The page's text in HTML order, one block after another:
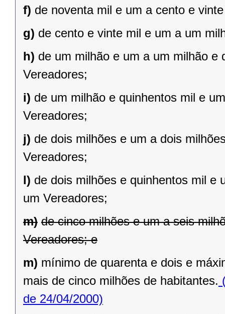
f) de noventa mil e um a cento e
g) de cento e vinte mil e um a um
h) de um milhão e um a um milhão e
Vereadores;
i) de um milhão e quinhentos mil e
Vereadores;
j) de dois milhões e um a dois
Vereadores;
l) de dois milhões e quinhentos mil e
um Vereadores;
m) de cinco milhões e um a seis
Vereadores; e
m) mínimo de quarenta e dois e
mais de cinco milhões de habitantes.
de 24/04/2000)